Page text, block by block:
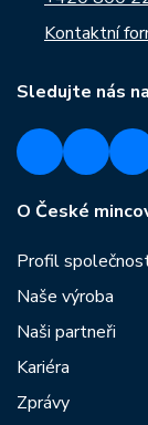
Kontaktní
Sledujte nás
O České
Profil
Naše výroba
Naši partneři
Kariéra
Zprávy